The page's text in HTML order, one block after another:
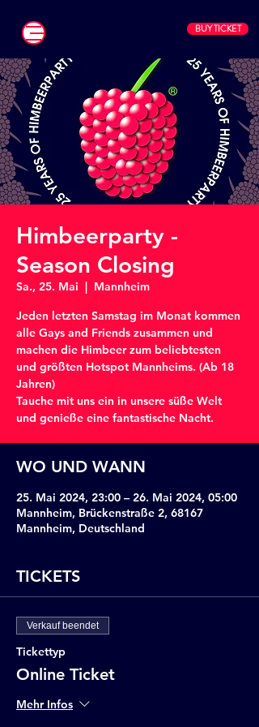
BUY TICKET
Himbeerparty -
Season Closing
Sa., 25. Mai
  |
Mannheim
Jeden letzten Samstag im Monat kommen
alle Gays and Friends zusammen und
machen die Himbeer zum beliebtesten
und größten Hotspot Mannheims. (Ab 18
Jahren)
Tauche mit uns ein in unsere süße Welt
und genieße eine fantastische Nacht.
WO UND WANN
25. Mai 2024, 23:00 – 26. Mai 2024, 05:00
Mannheim, Brückenstraße 2, 68167
Mannheim, Deutschland
TICKETS
Verkauf beendet
Tickettyp
Online Ticket
Mehr Infos